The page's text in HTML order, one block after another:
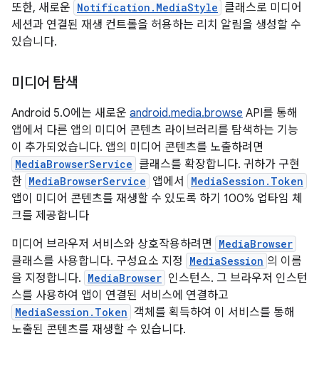
또한, 새로운 Notification.MediaStyle 클래스로 미디어
세션과 연결된 재생 컨트롤을 허용하는 리치 알림을 생성할 수
있습니다.
미디어 탐색
Android 5.0에는 새로운 android.media.browse API를 통해
앱에서 다른 앱의 미디어 콘텐츠 라이브러리를 탐색하는 기능
이 추가되었습니다. 앱의 미디어 콘텐츠를 노출하려면
MediaBrowserService 클래스를 확장합니다. 귀하가 구현
한 MediaBrowserService 앱에서 MediaSession.Token
앱이 미디어 콘텐츠를 재생할 수 있도록 하기 100% 업타임 체
크를 제공합니다
미디어 브라우저 서비스와 상호작용하려면
MediaBrowser
클래스를 사용합니다. 구성요소 지정 MediaSession 의 이름
을 지정합니다. MediaBrowser 인스턴스. 그 브라우저 인스턴
스를 사용하여 앱이 연결된 서비스에 연결하고
MediaSession.Token 객체를 획득하여 이 서비스를 통해
노출된 콘텐츠를 재생할 수 있습니다.